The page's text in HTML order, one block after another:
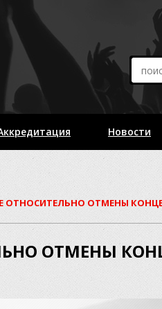
Новости
ОТНОСИТЕЛЬНО ОТМЕНЫ
ОТМЕНЫ